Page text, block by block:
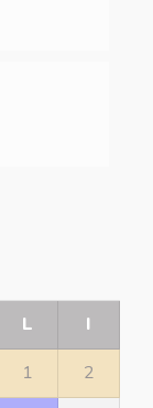
L
I
1
2